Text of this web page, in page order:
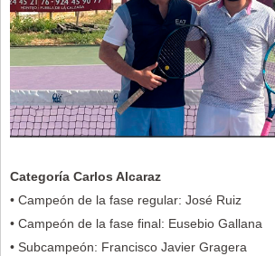
Categoría Carlos Alcaraz
• Campeón de la fase regular: José Ruiz
• Campeón de la fase final: Eusebio Gallana
• Subcampeón: Francisco Javier Gragera